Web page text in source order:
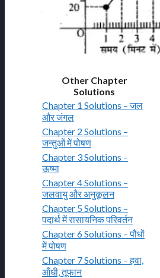
Other Chapter
Solutions
Chapter 1 Solutions – जल
और जंगल
Chapter 2 Solutions –
जन्तुओं में पोषण
Chapter 3 Solutions –
ऊष्मा
Chapter 4 Solutions –
जलवायु और अनुकूलन
Chapter 5 Solutions –
पदार्थ में रासायनिक परिवर्तन
Chapter 6 Solutions – पौधों
में पोषण
Chapter 7 Solutions – हवा,
ऑंधी, तूफान